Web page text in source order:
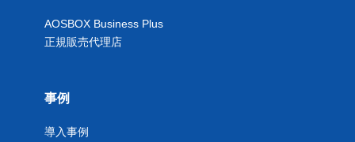
AOSBOX Business Plus
正規販売代理店
事例
導入事例